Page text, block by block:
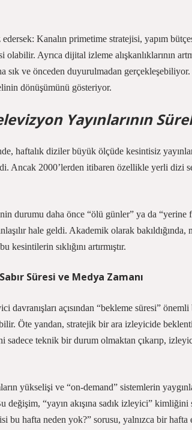
Kanalın primetime stratejisi, yapım
Ayrıca dijital izleme alışkanlıklarının
sık ve önceden duyurulmadan
dönüşümünü gösteriyor.
Yayınlarının
haftalık diziler büyük ölçüde kesintisiz
Ancak 2000’lerden itibaren özellikle yerli dizi
durumu daha önce “ölü günler” ya da “yerine
hale geldi. Akademik olarak
sıklığını artırmıştır.
Süresi ve Medya Zamanı
davranışları açısından “bekleme süresi”
Öte yandan, stratejik bir ara izleyicide
sadece teknik bir durum olmaktan çıkarıp,
yükselişi ve “on‑demand” sistemlerin
değişim, “yayın akışına sadık izleyici”
bu hafta neden yok?” sorusu, yalnızca bir